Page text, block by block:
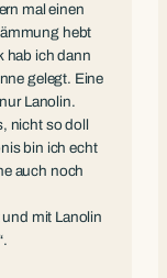
mal einen
hebt
hab ich dann
gelegt. Eine
Lanolin.
nicht so doll
bin ich echt
auch noch
mit Lanolin